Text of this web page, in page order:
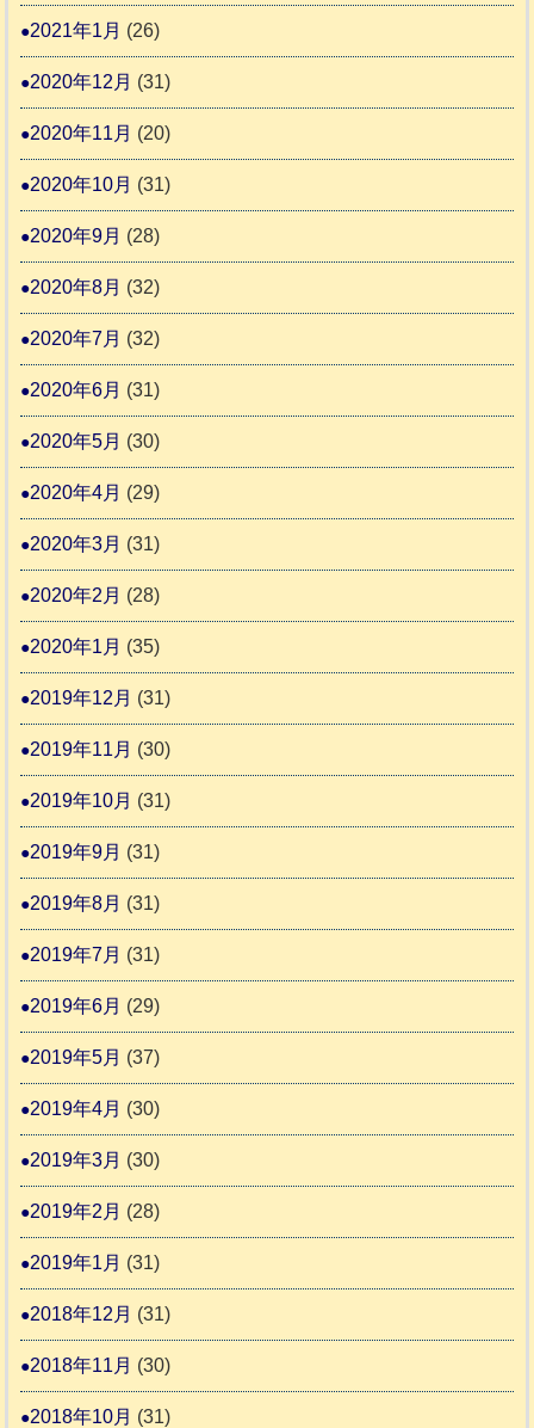
2021年1月 (26)
2020年12月 (31)
2020年11月 (20)
2020年10月 (31)
2020年9月 (28)
2020年8月 (32)
2020年7月 (32)
2020年6月 (31)
2020年5月 (30)
2020年4月 (29)
2020年3月 (31)
2020年2月 (28)
2020年1月 (35)
2019年12月 (31)
2019年11月 (30)
2019年10月 (31)
2019年9月 (31)
2019年8月 (31)
2019年7月 (31)
2019年6月 (29)
2019年5月 (37)
2019年4月 (30)
2019年3月 (30)
2019年2月 (28)
2019年1月 (31)
2018年12月 (31)
2018年11月 (30)
2018年10月 (31)